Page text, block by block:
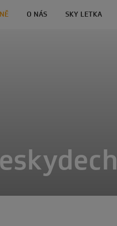
O NÁS SKY LETKA